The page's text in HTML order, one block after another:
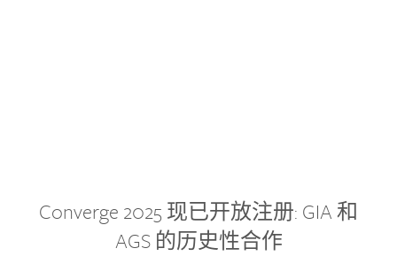
Converge 2025 现已开放注册: GIA 和
AGS 的历史性合作